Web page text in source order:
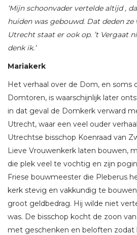
‘Mijn schoonvader vertelde altijd ,
huiden was gebouwd. Dat deden
Utrecht staat er ook op. ’t Vergaat
denk ik.’
Mariakerk
Het verhaal over de Dom, en soms
Domtoren, is waarschijnlijk later
in dat geval de Domkerk verward
Utrecht, waar een veel ouder
Utrechtse bisschop Koenraad van
Lieve Vrouwenkerk laten bouwen,
die plek veel te vochtig en zijn
Friese bouwmeester die Pleberus
kerk stevig en vakkundig te
groot geldbedrag. Hij wilde niet
was. De bisschop kocht de zoon
met geschenken en beloften